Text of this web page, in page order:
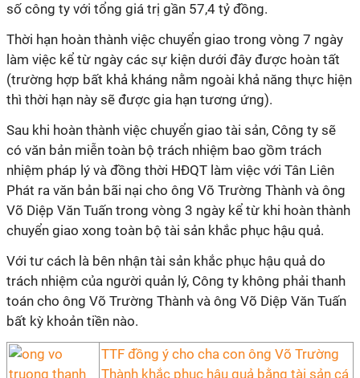
số công ty với tổng giá trị gần 57,4 tỷ đồng.
Thời hạn hoàn thành việc chuyển giao trong vòng 7 ngày
làm việc kể từ ngày các sự kiện dưới đây được hoàn tất
(trường hợp bất khả kháng nằm ngoài khả năng thực hiện
thì thời hạn này sẽ được gia hạn tương ứng).
Sau khi hoàn thành việc chuyển giao tài sản, Công ty sẽ
có văn bản miễn toàn bộ trách nhiệm bao gồm trách
nhiệm pháp lý và đồng thời HĐQT làm việc với Tân Liên
Phát ra văn bản bãi nại cho ông Võ Trường Thành và ông
Võ Diệp Văn Tuấn trong vòng 3 ngày kể từ khi hoàn thành
chuyển giao xong toàn bộ tài sản khắc phục hậu quả.
Với tư cách là bên nhận tài sản khắc phục hậu quả do
trách nhiệm của người quản lý, Công ty không phải thanh
toán cho ông Võ Trường Thành và ông Võ Diệp Văn Tuấn
bất kỳ khoản tiền nào.
TTF đồng ý cho cha con ông Võ Trường
Thành khắc phục hậu quả bằng tài sản cá